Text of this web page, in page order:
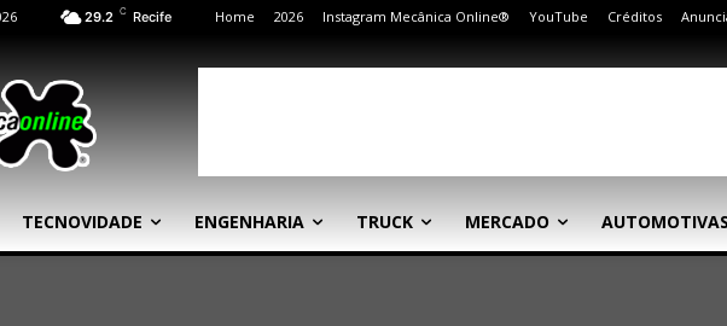
29.2 C Recife Home 2026 Instagram Mecânica Online® YouTube Créditos
TECNOVIDADE ENGENHARIA TRUCK MERCADO